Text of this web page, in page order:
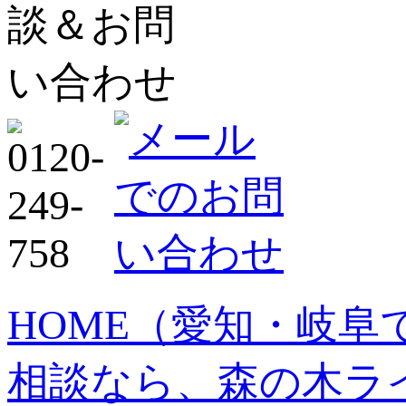
HOME （愛知・岐
相談なら、森の木ラ